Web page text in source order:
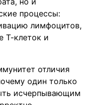
процессы:
лимфоцитов,
Т-клеток и
отличия
один только
исчерпывающим